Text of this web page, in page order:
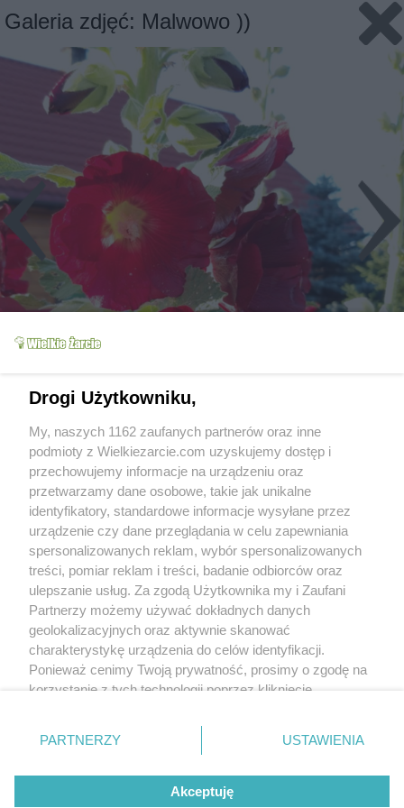
Galeria zdjęć: Malwowo ))
Slajd 2/6 Fot: megi65
Drogi Użytkowniku,
My, naszych 1162 zaufanych partnerów oraz inne
podmioty z Wielkiezarcie.com uzyskujemy dostęp i
przechowujemy informacje na urządzeniu oraz
przetwarzamy dane osobowe, takie jak unikalne
identyfikatory, standardowe informacje wysyłane przez
urządzenie czy dane przeglądania w celu zapewniania
spersonalizowanych reklam, wybór spersonalizowanych
treści, pomiar reklam i treści, badanie odbiorców oraz
ulepszanie usług. Za zgodą Użytkownika my i Zaufani
Partnerzy możemy używać dokładnych danych
geolokalizacyjnych oraz aktywnie skanować
charakterystykę urządzenia do celów identyfikacji.
Ponieważ cenimy Twoją prywatność, prosimy o zgodę na
korzystanie z tych technologii poprzez kliknięcie
zmienić/wycofać klikając przycisk ustawień prywatności
znajdujący się w lewym dolnym rogu strony
rodzaje przetwarzania danych nie wymagają zgody
użytkownika, ale masz prawo sprzeciwić się takiemu
PARTNERZY USTAWIENIA
Akceptuję